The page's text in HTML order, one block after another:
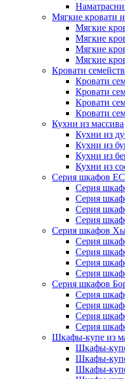
Мягкие кровати
Мягкие
Мягкие
Мягкие
Мягкие
Кровати
Кровати
Кровати
Кровати
Кровати
Кухни из массива
Кухни из
Кухни из
Кухни из
Кухни из
Серия шкафов
Серия
Серия
Серия
Серия
Серия шкафов
Серия
Серия
Серия
Серия
Серия шкафов
Серия
Серия
Серия
Серия
Шкафы-купе из
Шкафы-
Шкафы-
Шкафы-